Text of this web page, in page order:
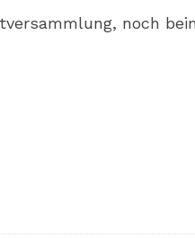
noch